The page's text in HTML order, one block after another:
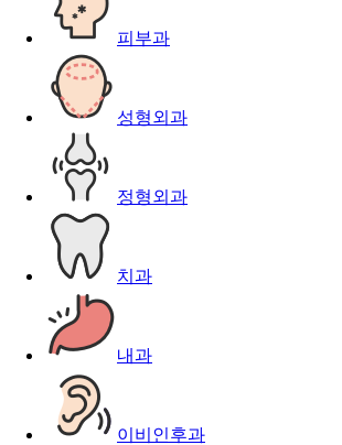
피부과
성형외과
정형외과
치과
내과
이비인후과